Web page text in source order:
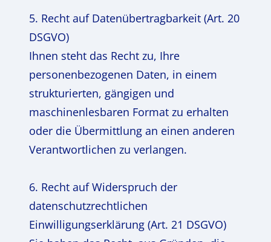
5. Recht auf Datenübertragbarkeit (Art. 20
DSGVO)
Ihnen steht das Recht zu, Ihre
personenbezogenen Daten, in einem
strukturierten, gängigen und
maschinenlesbaren Format zu erhalten
oder die Übermittlung an einen anderen
Verantwortlichen zu verlangen.
6. Recht auf Widerspruch der
datenschutzrechtlichen
Einwilligungserklärung (Art. 21 DSGVO)